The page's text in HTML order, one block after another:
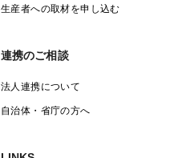
生産者への取材を申し込む
連携のご相談
法人連携について
自治体・省庁の方へ